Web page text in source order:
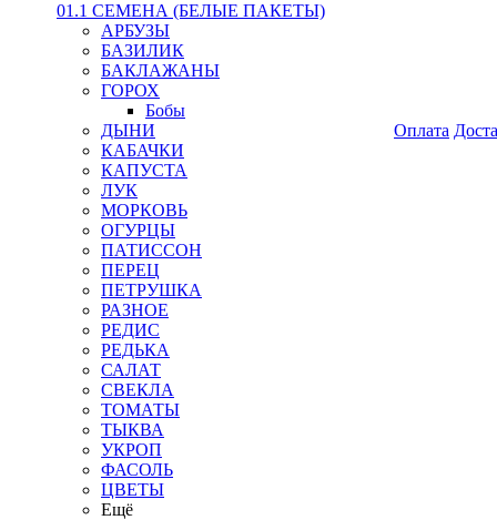
01.1 СЕМЕНА (БЕЛЫЕ ПАКЕТЫ)
АРБУЗЫ
БАЗИЛИК
БАКЛАЖАНЫ
ГОРОХ
Бобы
ДЫНИ
КАБАЧКИ
КАПУСТА
ЛУК
МОРКОВЬ
ОГУРЦЫ
ПАТИССОН
ПЕРЕЦ
ПЕТРУШКА
РАЗНОЕ
РЕДИС
РЕДЬКА
САЛАТ
СВЕКЛА
ТОМАТЫ
ТЫКВА
УКРОП
ФАСОЛЬ
ЦВЕТЫ
Ещё
Оплата